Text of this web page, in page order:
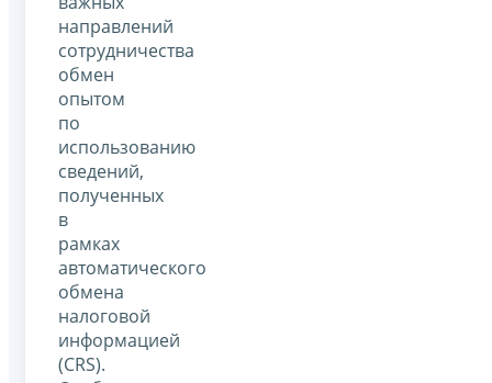
направлений
сотрудничества
обмен
опытом
по
использованию
сведений,
полученных
в
рамках
автоматического
обмена
налоговой
информацией
(CRS).